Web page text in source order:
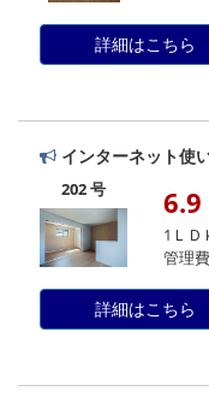
詳細はこちら
インターネット使
202 号 6.9
1ＬＤ
管理
詳細はこちら